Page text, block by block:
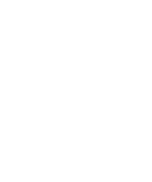
DM240W (4DT)/0,8/1,0